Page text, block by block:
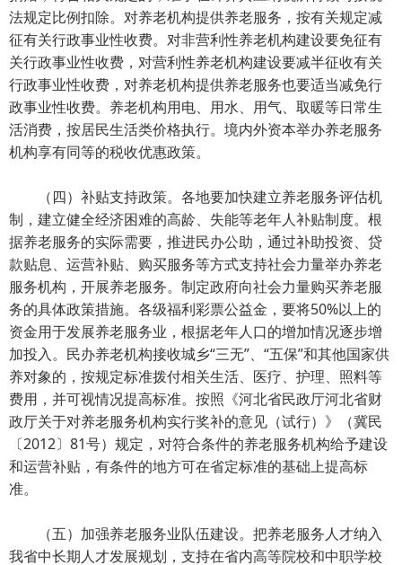
法规定比例扣除。对养老机构提供养老服务，按有关规定减
征有关行政事业性收费。对非营利性养老机构建设要免征有
关行政事业性收费，对营利性养老机构建设要减半征收有关
行政事业性收费，对养老机构提供养老服务也要适当减免行
政事业性收费。养老机构用电、用水、用气、取暖等日常生
活消费，按居民生活类价格执行。境内外资本举办养老服务
机构享有同等的税收优惠政策。
（四）补贴支持政策。各地要加快建立养老服务评估机
制，建立健全经济困难的高龄、失能等老年人补贴制度。根
据养老服务的实际需要，推进民办公助，通过补助投资、贷
款贴息、运营补贴、购买服务等方式支持社会力量举办养老
服务机构，开展养老服务。制定政府向社会力量购买养老服
务的具体政策措施。各级福利彩票公益金，要将50%以上的
资金用于发展养老服务业，根据老年人口的增加情况逐步增
加投入。民办养老机构接收城乡“三无”、“五保”和其他国家供
养对象的，按规定标准拨付相关生活、医疗、护理、照料等
费用，并可视情况提高标准。按照《河北省民政厅河北省财
政厅关于对养老服务机构实行奖补的意见（试行）》（冀民
〔2012〕81号）规定，对符合条件的养老服务机构给予建设
和运营补贴，有条件的地方可在省定标准的基础上提高标
准。
（五）加强养老服务业队伍建设。把养老服务人才纳入
我省中长期人才发展规划，支持在省内高等院校和中职学校